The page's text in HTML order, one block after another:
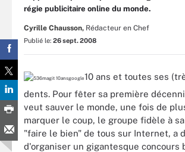
régie publicitaire online du monde.
Cyrille Chausson, Rédacteur en Chef
Publié le: 26 sept. 2008
10 ans et toutes ses
dents. Pour fêter sa première
veut sauver le monde, une fois de
marquer le coup, le groupe fidèle à
"faire le bien" de tous sur Internet, a
d'organiser un gigantesque concours